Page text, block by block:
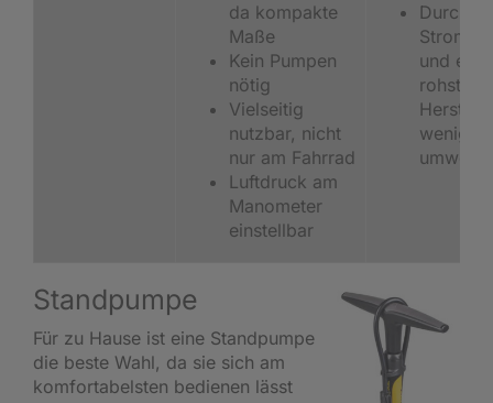
da kompakte
Maße
Kein Pumpen
nötig
Vielseitig
nutzbar, nicht
nur am Fahrrad
Luftdruck am
Manometer
einstellbar
Durch
und
wenig
Standpumpe
Für zu Hause ist eine Standpumpe
die beste Wahl, da sie sich am
komfortabelsten bedienen lässt